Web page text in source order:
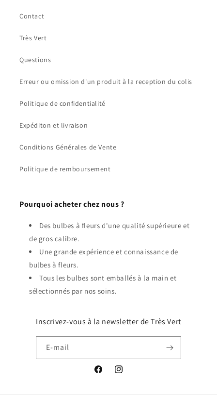
Contact
Très Vert
Questions
Erreur ou omission d'un produit à la reception du colis
Politique de confidentialité
Expéditon et livraison
Conditions Générales de Vente
Politique de remboursement
Pourquoi acheter chez nous ?
Des bulbes à fleurs d'une qualité supérieure et
de gros calibre.
Une grande expérience et connaissance de
bulbes à fleurs.
Tous les bulbes sont emballés à la main et
sélectionnés par nos soins.
Inscrivez-vous à la newsletter de Très Vert
E-mail
FacebookInstagram